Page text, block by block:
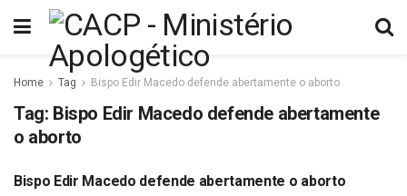
Home Tag Bispo Edir Macedo defende abertamente o aborto
Tag: Bispo Edir Macedo defende abertamente
o aborto
ENTREVISTAS
Bispo Edir Macedo defende abertamente o aborto